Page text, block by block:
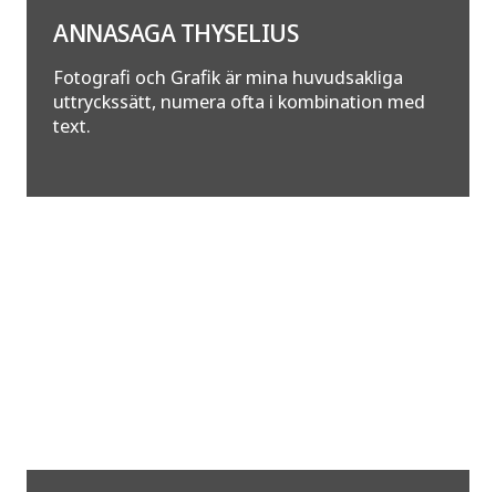
ANNASAGA THYSELIUS
Fotografi och Grafik är mina huvudsakliga
uttryckssätt, numera ofta i kombination med
text.